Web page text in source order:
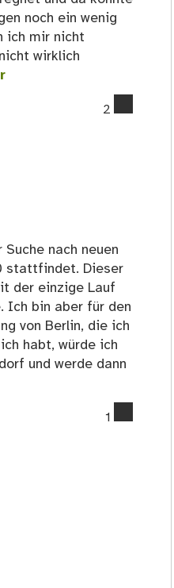
noch ein wenig
ich mir nicht
wirklich
2
nach neuen
stattfindet. Dieser
der einzige Lauf
Ich bin aber für den
von Berlin, die ich
habt, würde ich
und werde dann
1